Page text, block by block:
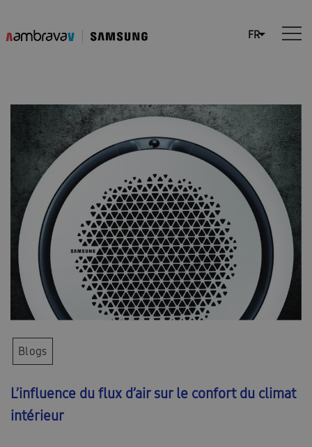
Blogs
L’influence du flux d’air sur le confort du climat
intérieur